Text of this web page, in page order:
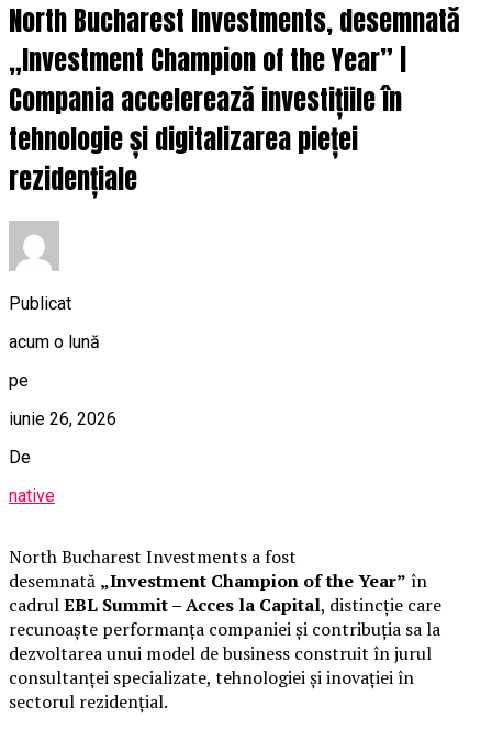
North Bucharest Investments, desemnată
„Investment Champion of the Year” |
Compania accelerează investițiile în
tehnologie și digitalizarea pieței
rezidențiale
Publicat
acum o lună
pe
iunie 26, 2026
De
native
North Bucharest Investments a fost
desemnată „Investment Champion of the Year” în
cadrulEBL Summit – Acces la Capital, distincție care
recunoaște performanța companiei și contribuția sa la
dezvoltarea unui model de business construit în jurul
consultanței specializate, tehnologiei și inovației în
sectorul rezidențial.